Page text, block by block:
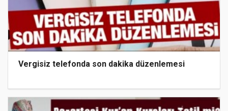
Vergisiz telefonda son dakika düzenlemesi